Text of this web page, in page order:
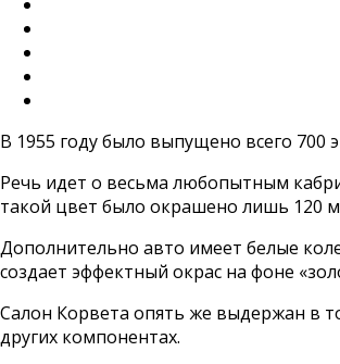
В 1955 году было выпущено всего 700
Речь идет о весьма любопытным
такой цвет было окрашено лишь 120
Дополнительно авто имеет белые
создает эффектный окрас на фоне
Салон Корвета опять же выдержан в
других компонентах.